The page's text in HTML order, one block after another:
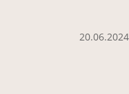
20.06.2024